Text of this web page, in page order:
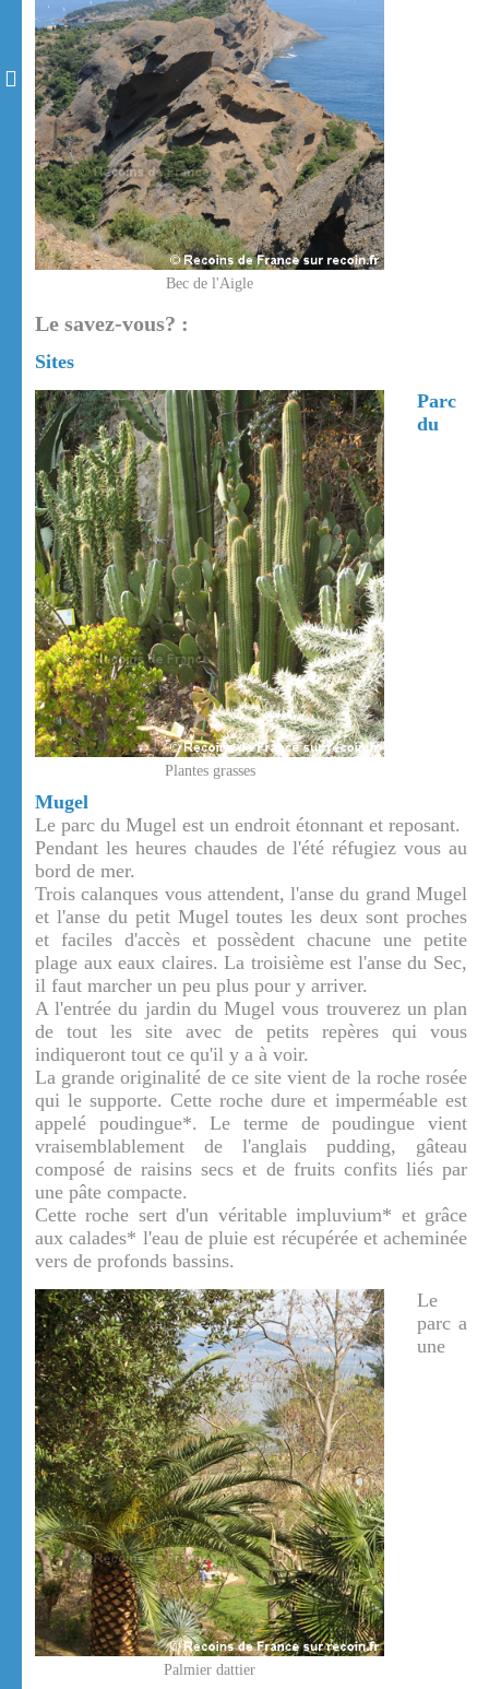
Bec de l'Aigle
Le savez-vous? :
Sites
Plantes grasses
Parc
du
Mugel
Le parc du Mugel est un endroit étonnant et reposant.
Pendant les heures chaudes de l'été réfugiez vous au
bord de mer.
Trois calanques vous attendent, l'anse du grand Mugel
et l'anse du petit Mugel toutes les deux sont proches
et faciles d'accès et possèdent chacune une petite
plage aux eaux claires. La troisième est l'anse du Sec,
il faut marcher un peu plus pour y arriver.
A l'entrée du jardin du Mugel vous trouverez un plan
de tout les site avec de petits repères qui vous
indiqueront tout ce qu'il y a à voir.
La grande originalité de ce site vient de la roche rosée
qui le supporte. Cette roche dure et imperméable est
appelé poudingue*. Le terme de poudingue vient
vraisemblablement de l'anglais pudding, gâteau
composé de raisins secs et de fruits confits liés par
une pâte compacte.
Cette roche sert d'un véritable impluvium* et grâce
aux calades* l'eau de pluie est récupérée et acheminée
vers de profonds bassins.
Palmier dattier
Le
parc a
une